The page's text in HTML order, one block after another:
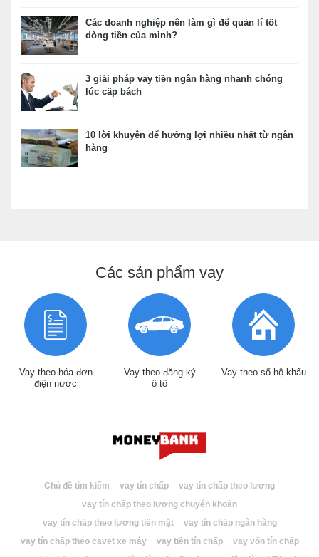
Các doanh nghiệp nên làm gì để quản lí tốt
dòng tiền của mình?
3 giải pháp vay tiền ngân hàng nhanh chóng
lúc cấp bách
10 lời khuyên để hưởng lợi nhiều nhất từ ngân
hàng
Các sản phẩm vay
Vay theo hóa đơn
điện nước
Vay theo đăng ký
ô tô
Vay theo sổ hộ khẩu
Chủ đề tìm kiếm vay tín chấp
vay tín chấp theo lương
vay tín chấp theo lương chuyển khoản
vay tín chấp theo lương tiền mặt
vay tín chấp ngân hàng
vay tín chấp theo cavet xe máy
vay tiền tín chấp
vay vốn tín chấp